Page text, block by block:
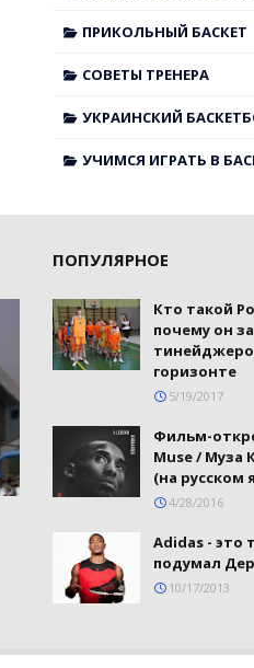
ПРИКОЛЬНЫЙ БАСКЕТ
СОВЕТЫ ТРЕНЕРА
УКРАИНСКИЙ
УЧИМСЯ ИГРАТЬ В
ПОПУЛЯРНОЕ
Кто такой
почему он
горизонте
5/19/2017
Фильм-
Muse / Муза
(на русском
4/28/2016
Adidas - это
подумал
10/17/2013